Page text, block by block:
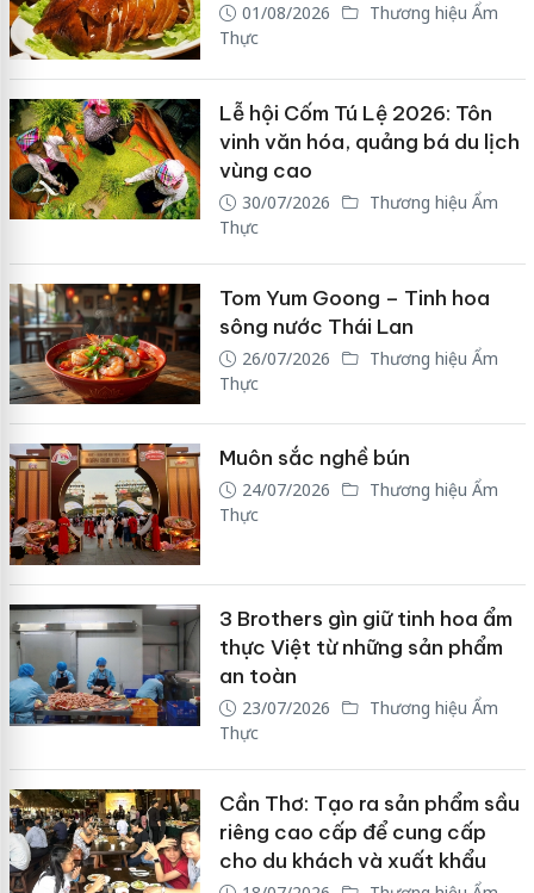
01/08/2026
Thương hiệu Ẩm
Thực
Lễ hội Cốm Tú Lệ 2026: Tôn
vinh văn hóa, quảng bá du lịch
vùng cao
30/07/2026
Thương hiệu Ẩm
Thực
Tom Yum Goong – Tinh hoa
sông nước Thái Lan
26/07/2026
Thương hiệu Ẩm
Thực
Muôn sắc nghề bún
24/07/2026
Thương hiệu Ẩm
Thực
3 Brothers gìn giữ tinh hoa ẩm
thực Việt từ những sản phẩm
an toàn
23/07/2026
Thương hiệu Ẩm
Thực
Cần Thơ: Tạo ra sản phẩm sầu
riêng cao cấp để cung cấp
cho du khách và xuất khẩu